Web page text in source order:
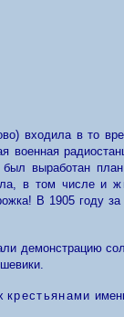
входила в то
военная
выработан
в том числе и
В 1905 году
демонстрацию
крестьянами